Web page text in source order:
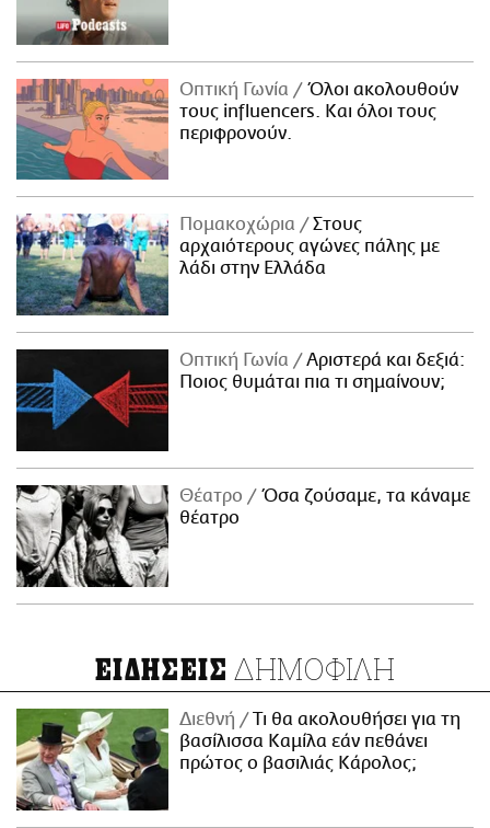
Οπτική Γωνία
Όλοι ακολουθούν
τους influencers. Και όλοι τους
περιφρονούν.
Πομακοχώρια
Στους
αρχαιότερους αγώνες πάλης με
λάδι στην Ελλάδα
Οπτική Γωνία
Αριστερά και δεξιά:
Ποιος θυμάται πια τι σημαίνουν;
Θέατρο
Όσα ζούσαμε, τα κάναμε
θέατρο
ΕΙΔΗΣΕΙΣ ΔΗΜΟΦΙΛΗ
Διεθνή
Τι θα ακολουθήσει για τη
βασίλισσα Καμίλα εάν πεθάνει
πρώτος ο βασιλιάς Κάρολος;